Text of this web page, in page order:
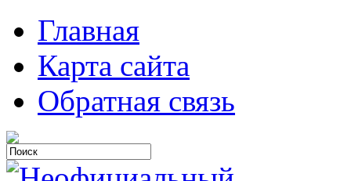
Главная
Карта сайта
Обратная связь